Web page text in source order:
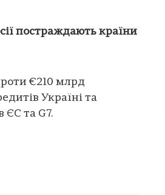
постраждають країни
€210 млрд
Україні та
ЄС та G7.